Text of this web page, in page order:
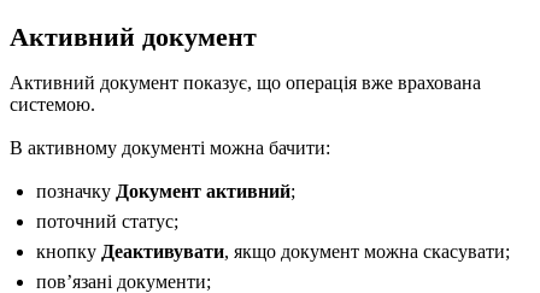
Активний документ
Активний документ показує, що операція вже врахована
системою.
В активному документі можна бачити:
позначку Документ активний;
поточний статус;
кнопку Деактивувати, якщо документ можна скасувати;
повʼязані документи;